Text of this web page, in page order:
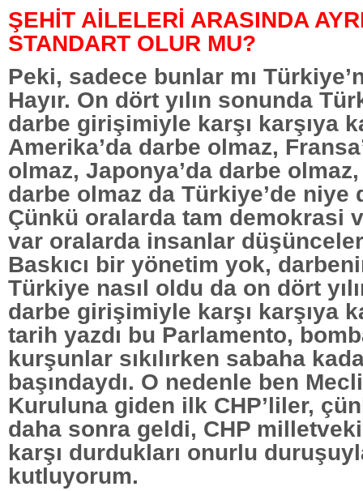
ŞEHİT AİLELERİ ARASINDA
STANDART OLUR MU?
Peki, sadece bunlar mı
Hayır. On dört yılın sonunda
darbe girişimiyle karşı karşıya
Amerika’da darbe olmaz,
olmaz, Japonya’da darbe
darbe olmaz da Türkiye’de niye
Çünkü oralarda tam demokrasi
var oralarda insanlar
Baskıcı bir yönetim yok,
Türkiye nasıl oldu da on dört
darbe girişimiyle karşı karşıya
tarih yazdı bu Parlamento,
kurşunlar sıkılırken sabaha
başındaydı. O nedenle ben
Kuruluna giden ilk CHP’liler,
daha sonra geldi, CHP
karşı durdukları onurlu
kutluyorum.